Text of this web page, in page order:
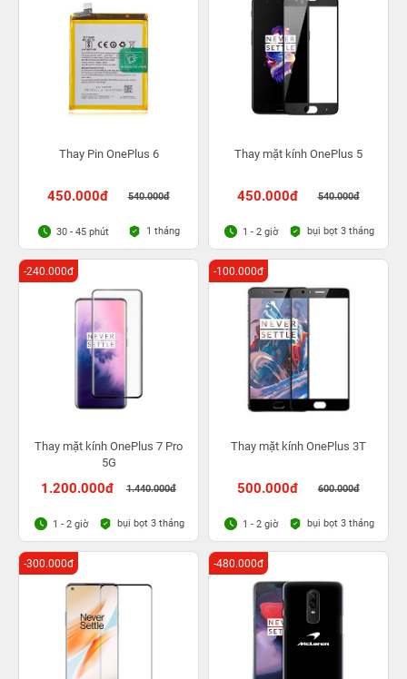
Thay Pin OnePlus 6
450.000đ 540.000đ
30 - 45 phút 1 tháng
Thay mặt kính OnePlus 5
450.000đ 540.000đ
1 - 2 giờ bụi bọt 3 tháng
Thay mặt kính OnePlus 7 Pro
5G
1.200.000đ 1.440.000đ
-240.000đ
1 - 2 giờ bụi bọt 3 tháng
Thay mặt kính OnePlus 3T
500.000đ 600.000đ
-100.000đ
1 - 2 giờ bụi bọt 3 tháng
-300.000đ -480.000đ